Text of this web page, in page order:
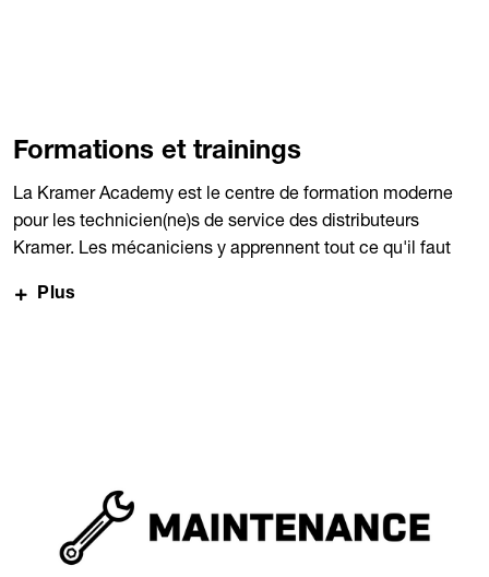
Formations et trainings
La Kramer Academy est le centre de formation moderne
pour les technicien(ne)s de service des distributeurs
Kramer. Les mécaniciens y apprennent tout ce qu'il faut
marche et apprennent constamment comment
Plus